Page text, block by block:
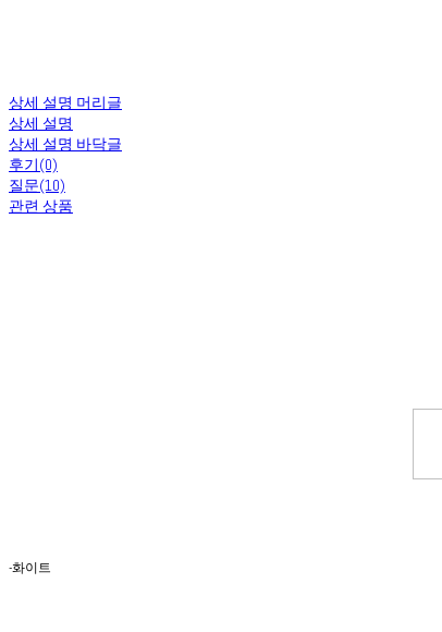
상세 설명 머리글
상세 설명
상세 설명 바닥글
후기(0)
질문(10)
관련 상품
-화이트